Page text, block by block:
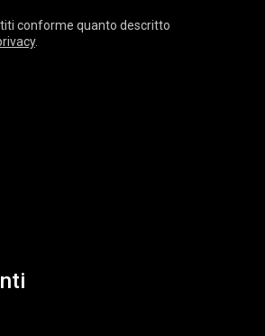
conforme quanto descritto
.